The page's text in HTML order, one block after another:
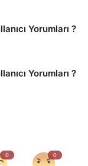
Yorumları ?
Yorumları ?
0 0